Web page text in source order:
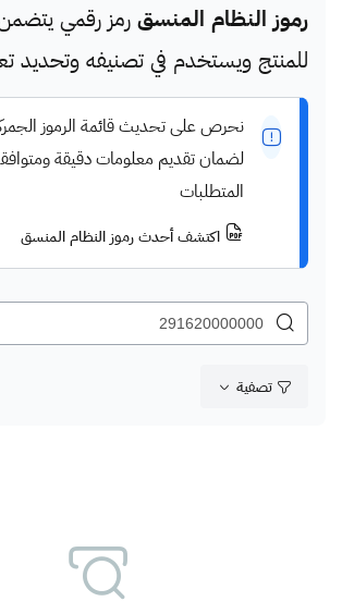
رموز النظام المنسق رمز رقمي
للمنتج ويستخدم في تصنيفه وتحديد
نحرص على تحديث قائمة الرموز
لضمان تقديم معلومات دقيقة
المتطلبات
اكتشف أحدث رموز النظام المنسق
تصفية